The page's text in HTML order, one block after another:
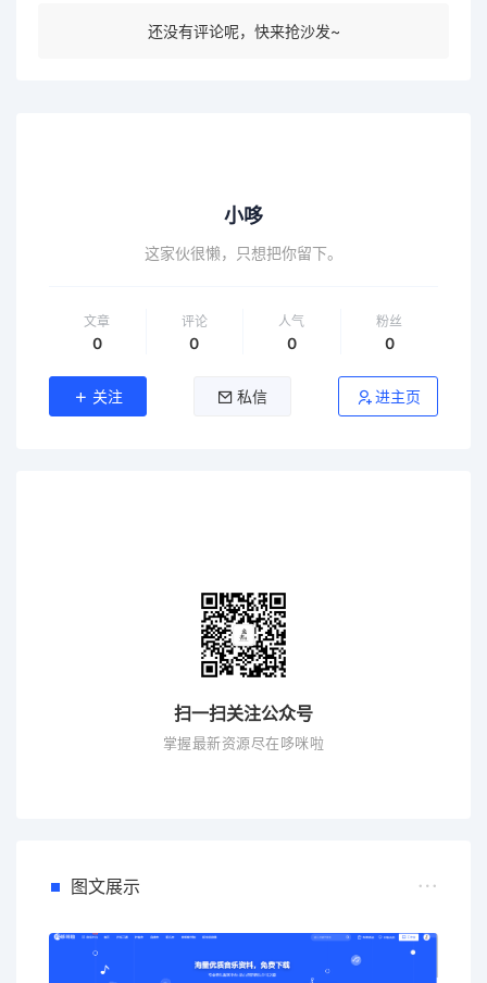
还没有评论呢，快来抢沙发~
小哆
这家伙很懒，只想把你留下。
文章
0
评论
0
人气
0
粉丝
0
关注 私信 进主页
扫一扫关注公众号
掌握最新资源尽在哆咪啦
图文展示